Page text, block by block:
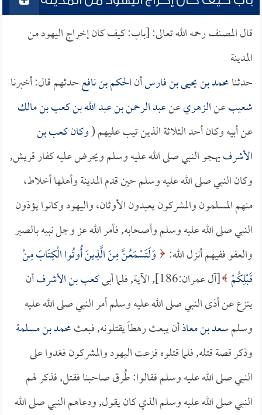
قال المصنف رحمه الله تعالى: [باب: كيف كان إخراج اليهود من
المدينة
حدثنامحمد بن يحيى بن فارسأنالحكم بن نافعحدثهم قال: أخبرنا
شعيبعنالزهريعنعبد الرحمن بن عبد الله بن كعب بن مالك
عن أبيه وكان أحد الثلاثة الذين تيب عليهم (وكانكعب بن
الأشرفيهجو النبي صلى الله عليه وسلم ويحرض عليه كفار قريش,
وكان النبي صلى الله عليه وسلم حين قدم المدينة وأهلها أخلاط،
منهم المسلمون والمشركون يعبدون الأوثان، واليهود وكانوا يؤذون
النبي صلى الله عليه وسلم وأصحابه, فأمر الله عز وجل نبيه بالصبر
والعفو ففيهم أنزل الله:
وَلَتَسْمَعُنَّ مِنَ الَّذِينَ أُوتُوا الْكِتَابَ مِنْ
قَبْلِكُمْ [آل عمران:186], الآية, فلما أبى كعب بن الأشرفأن
ينزع عن أذى النبي صلى الله عليه وسلم أمر النبي صلى الله عليه
وسلمسعد بن معاذأن يبعث رهطاً يقتلونه, فبعثمحمد بن مسلمة
وذكر قصة قتله, فلما قتلوه فزعت اليهود والمشركون فغدوا على
النبي صلى الله عليه وسلم فقالوا: طُرق صاحبنا فقتل, فذكر لهم
النبي صلى الله عليه وسلم الذي كان يقول, ودعاهم النبي صلى الله